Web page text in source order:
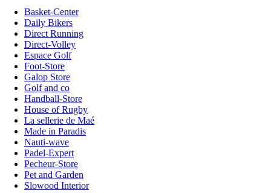
Basket-Center
Daily Bikers
Direct Running
Direct-Volley
Espace Golf
Foot-Store
Galop Store
Golf and co
Handball-Store
House of Rugby
La sellerie de Maé
Made in Paradis
Nauti-wave
Padel-Expert
Pecheur-Store
Pet and Garden
Slowood Interior